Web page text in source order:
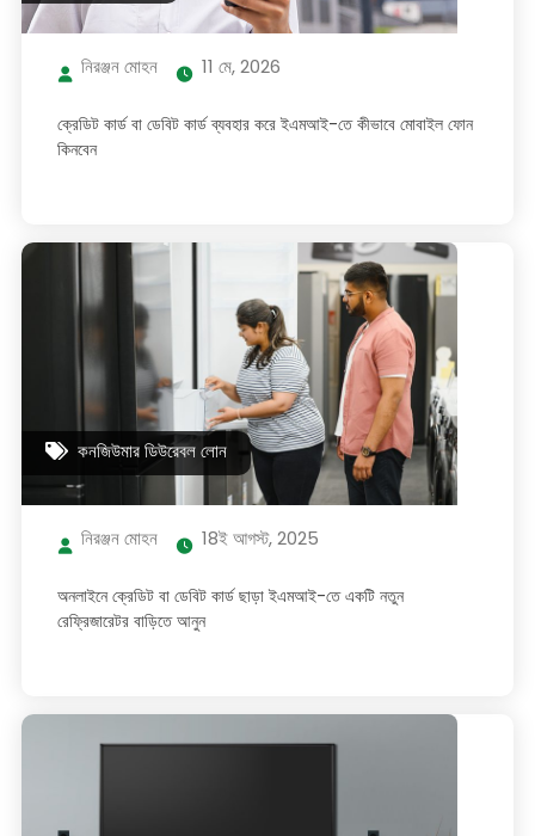
নিরঞ্জন মোহন 11 মে, 2026
ক্রেডিট কার্ড বা ডেবিট কার্ড ব্যবহার করে ইএমআই-তে কীভাবে মোবাইল ফোন
কিনবেন
কনজিউমার ডিউরেবল লোন
নিরঞ্জন মোহন 18ই আগস্ট, 2025
অনলাইনে ক্রেডিট বা ডেবিট কার্ড ছাড়া ইএমআই-তে একটি নতুন
রেফ্রিজারেটর বাড়িতে আনুন